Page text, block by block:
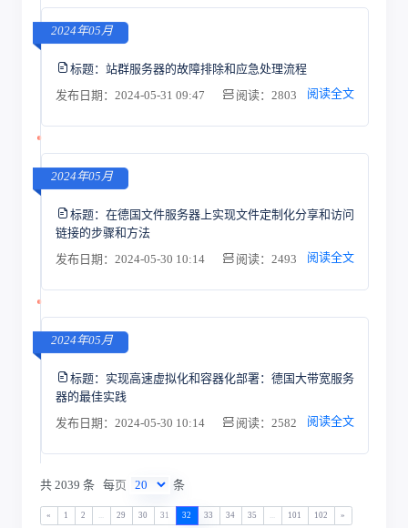
2024年05月
标题： 站群服务器的故障排除和应急处理流程
发布日期：2024-05-31 09:47
阅读：2803 阅读全文
2024年05月
标题： 在德国文件服务器上实现文件定制化分享和访问
链接的步骤和方法
发布日期：2024-05-30 10:14
阅读：2493 阅读全文
2024年05月
标题： 实现高速虚拟化和容器化部署：德国大带宽服务
器的最佳实践
发布日期：2024-05-30 10:14
阅读：2582 阅读全文
共 2039 条 每页 条
« 1 2 29 30 31 32 33 34 35 101 102 »